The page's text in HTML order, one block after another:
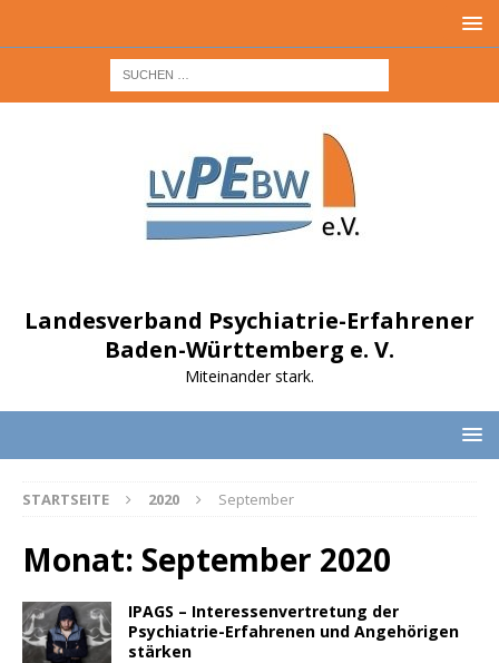
Landesverband Psychiatrie-Erfahrener
Baden-Württemberg e. V.
Miteinander stark.
STARTSEITE 2020 September
Monat: September 2020
IPAGS – Interessenvertretung der
Psychiatrie-Erfahrenen und Angehörigen
stärken